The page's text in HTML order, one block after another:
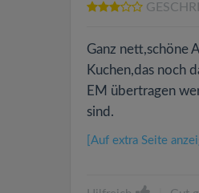
Ganz nett,schöne
Kuchen,das noch
EM übertragen
sind.
[Auf extra Seite